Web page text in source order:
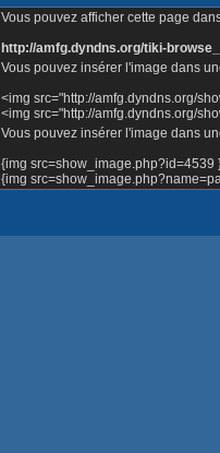
Vous pouvez afficher cette page
http://amfg.dyndns.org/tiki-
Vous pouvez insérer l'image dans
<img src="http://amfg.dyndns.org/
<img src="http://amfg.dyndns.org/
Vous pouvez insérer l'image dans
{img src=show_image.php?id=4539
{img